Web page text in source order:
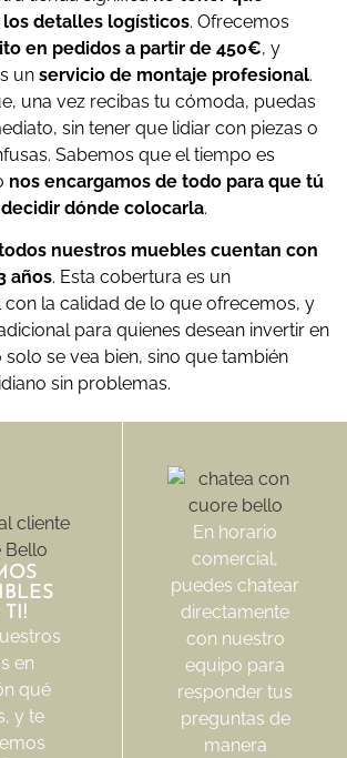
detalles logísticos. Ofrecemos
en pedidos a partir de 450€, y
un servicio de montaje profesional.
una vez recibas tu cómoda, puedas
sin tener que lidiar con piezas o
Sabemos que el tiempo es
nos encargamos de todo para que tú
dónde colocarla.
nuestros muebles cuentan con
años. Esta cobertura es un
la calidad de lo que ofrecemos, y
para quienes desean invertir en
se vea bien, sino que también
sin problemas.
TI!
en
qué
y te
En horario
comercial,
puedes chatear
directamente
con nuestro
equipo para
responder tus
preguntas de
manera